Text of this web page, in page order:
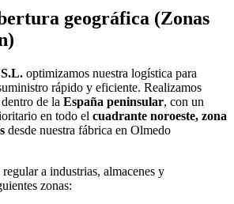
geográfica (Zonas
optimizamos nuestra logística para
rápido y eficiente. Realizamos
de la España peninsular, con un
en todo el cuadrante noroeste, zona
desde nuestra fábrica en Olmedo
a industrias, almacenes y
zonas: